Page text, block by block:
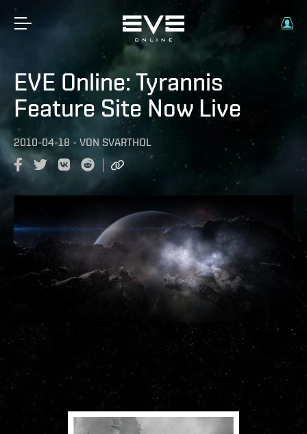
EVE Online: Tyrannis
Feature Site Now Live
2010-04-18 - VON SVARTHOL